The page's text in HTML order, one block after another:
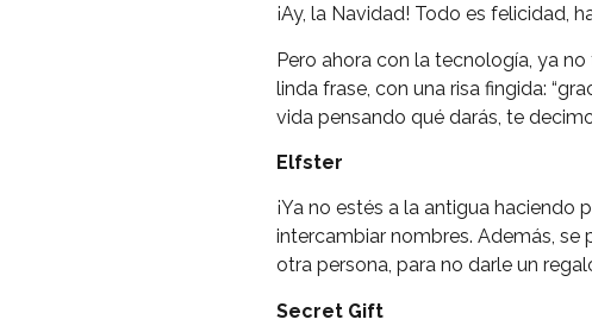
¡Ay, la Navidad! Todo es felicidad,
Pero ahora con la tecnología, ya
linda frase, con una risa fingida:
vida pensando qué darás, te
Elfster
¡Ya no estés a la antigua
intercambiar nombres. Además, se
otra persona, para no darle un
Secret Gift